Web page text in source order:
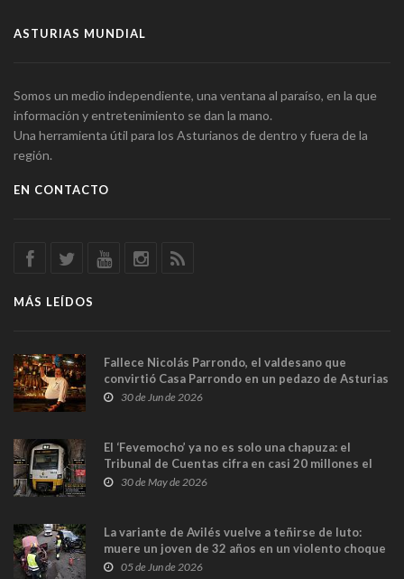
ASTURIAS MUNDIAL
Somos un medio independiente, una ventana al paraíso, en la que
información y entretenimiento se dan la mano.
Una herramienta útil para los Asturianos de dentro y fuera de la
región.
EN CONTACTO
MÁS LEÍDOS
Fallece Nicolás Parrondo, el valdesano que
convirtió Casa Parrondo en un pedazo de Asturias
en Madrid
30 de Jun de 2026
El ‘Fevemocho’ ya no es solo una chapuza: el
Tribunal de Cuentas cifra en casi 20 millones el
sobrecoste de los trenes que no cabían por los
30 de May de 2026
La variante de Avilés vuelve a teñirse de luto:
muere un joven de 32 años en un violento choque
frontal
05 de Jun de 2026